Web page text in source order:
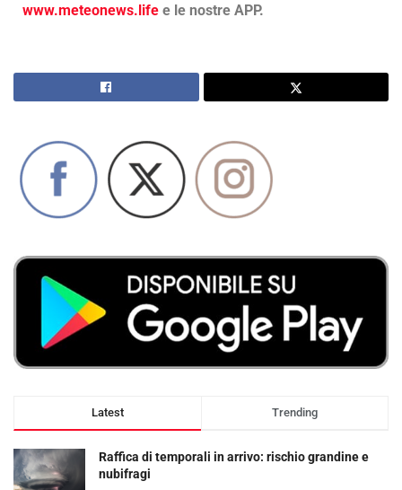
www.meteonews.life e le nostre APP.
Latest Trending
Raffica di temporali in arrivo: rischio grandine e
nubifragi